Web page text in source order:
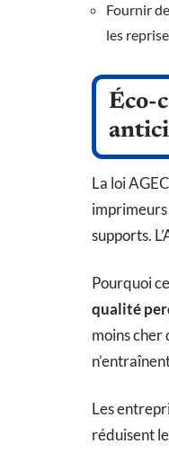
Fournir
les
Éco-
La loi
supports.
Pourquoi
qualité
moins cher
Les
réduisent